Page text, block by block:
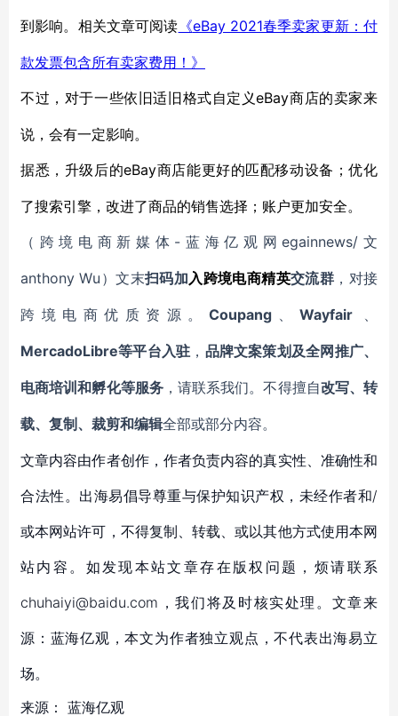
到影响。相关文章可阅读 《eBay 2021春季卖家更新：付
款发票包含所有卖家费用！》
不过，对于一些依旧适旧格式自定义eBay商店的卖家来
说，会有一定影响。
据悉，升级后的eBay商店能更好的匹配移动设备；优化
了搜索引擎，改进了商品的销售选择；账户更加安全。
（跨境电商新媒体 -蓝海亿观网egainnews/文
anthony Wu ）文末扫码加 入 跨境电商精英交流群 ，对接
跨境电商优质资源。 Coupang、 Wayfair
MercadoLibre等平台入驻 ， 品牌文案策划及全网推广、
电商培训和孵化等服务，请联系我们。不得擅自改写、转
载、复制、裁剪和编辑全部或部分内容。
文章内容由作者创作，作者负责内容的真实性、准确性和
合法性。出海易倡导尊重与保护知识产权，未经作者和/
或本网站许可，不得复制、转载、或以其他方式使用本网
站内容。如发现本站文章存在版权问题，烦请联系
chuhaiyi@baidu.com，我们将及时核实处理。文章来
源：蓝海亿观，本文为作者独立观点，不代表出海易立
场。
来源： 蓝海亿观